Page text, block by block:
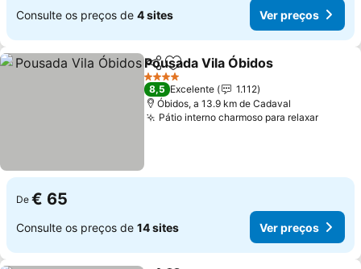
Consulte os preços de 4 sites Ver preços
PartilharAdicionar aos favoritos
Pousada Vila Óbidos
4 Estrelas
8,5 Excelente
1.112
Óbidos, a 13.9 km de Cadaval
Pátio interno charmoso para relaxar
De € 65
Consulte os preços de 14 sites Ver preços